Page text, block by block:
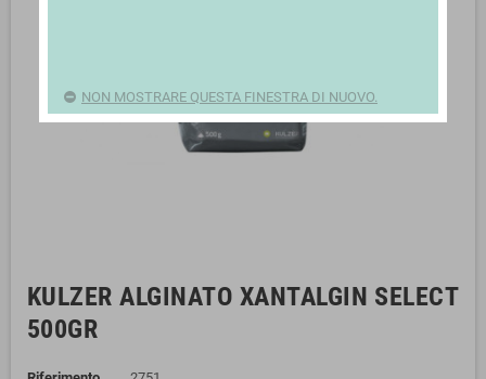
KULZER ALGINATO XANTALGIN SELECT
500GR
NON MOSTRARE QUESTA FINESTRA DI NUOVO.